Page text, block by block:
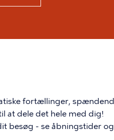
fortællinger,
at dele det hele med dig!
besøg - se åbningstider